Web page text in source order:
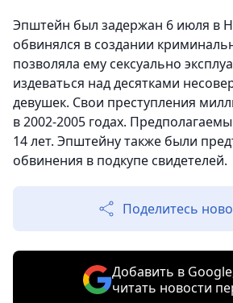
Эпштейн был задержан 6 июля в
обвинялся в создании
позволяла ему сексуально
издеваться над десятками
девушек. Свои преступления
в 2002-2005 годах.
14 лет. Эпштейну также были
обвинения в подкупе свидетелей.
Поделитесь
Добавить в
читать новости